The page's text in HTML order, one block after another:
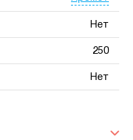
Нет
250
Нет